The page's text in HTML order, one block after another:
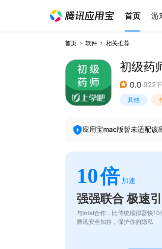
首页 游
首页 软件 相关推荐
初级药
0.0 922
其他
应用宝mac版暂未适配该
10倍 加速
强强联合 极速
与intel合作，比传统模拟器快10
腾讯安全加持，保护你的隐私